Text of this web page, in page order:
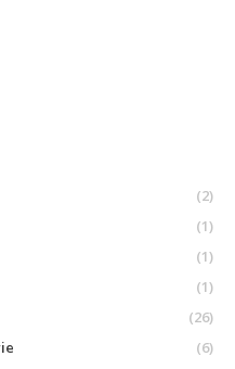
(2)
(1)
(1)
(1)
(26)
(6)